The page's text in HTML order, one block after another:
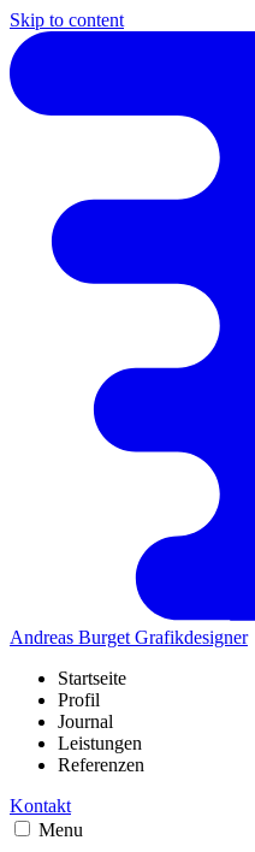
Skip to content
Andreas Burget Grafikdesigner
Startseite
Profil
Journal
Leistungen
Referenzen
Kontakt
Menu